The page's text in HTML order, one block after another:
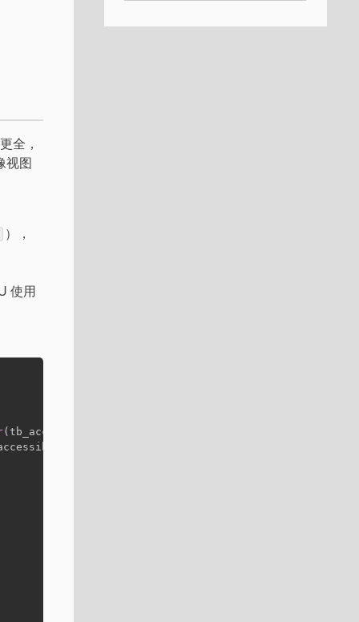
全，
视图
），
使用
(tb_accessibilityIdentifier)];